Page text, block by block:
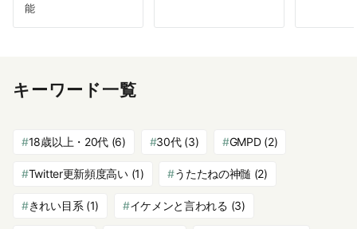
能
キーワード一覧
18歳以上・20代 (6) 30代(3) GMPD(2)
Twitter更新頻度高い(1) うたたねの神髄 (2)
きれい目系 (1) イケメンと言われる (3)